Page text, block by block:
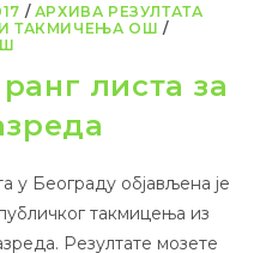
/ АРХИВА РЕЗУЛТАТА
ТАКМИЧЕЊА ОШ /
листа за
у Београду објављена је
такмицења из
Резултате мозете